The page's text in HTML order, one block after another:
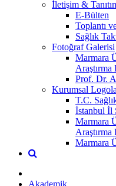
İletişim &
E-Bülten
Toplantı
Sağlık
Fotoğraf Galerisi
Marmara
Araştırma
Prof. Dr.
Kurumsal
T.C.
İstanbul İl
Marmara
Marmara
Akademik